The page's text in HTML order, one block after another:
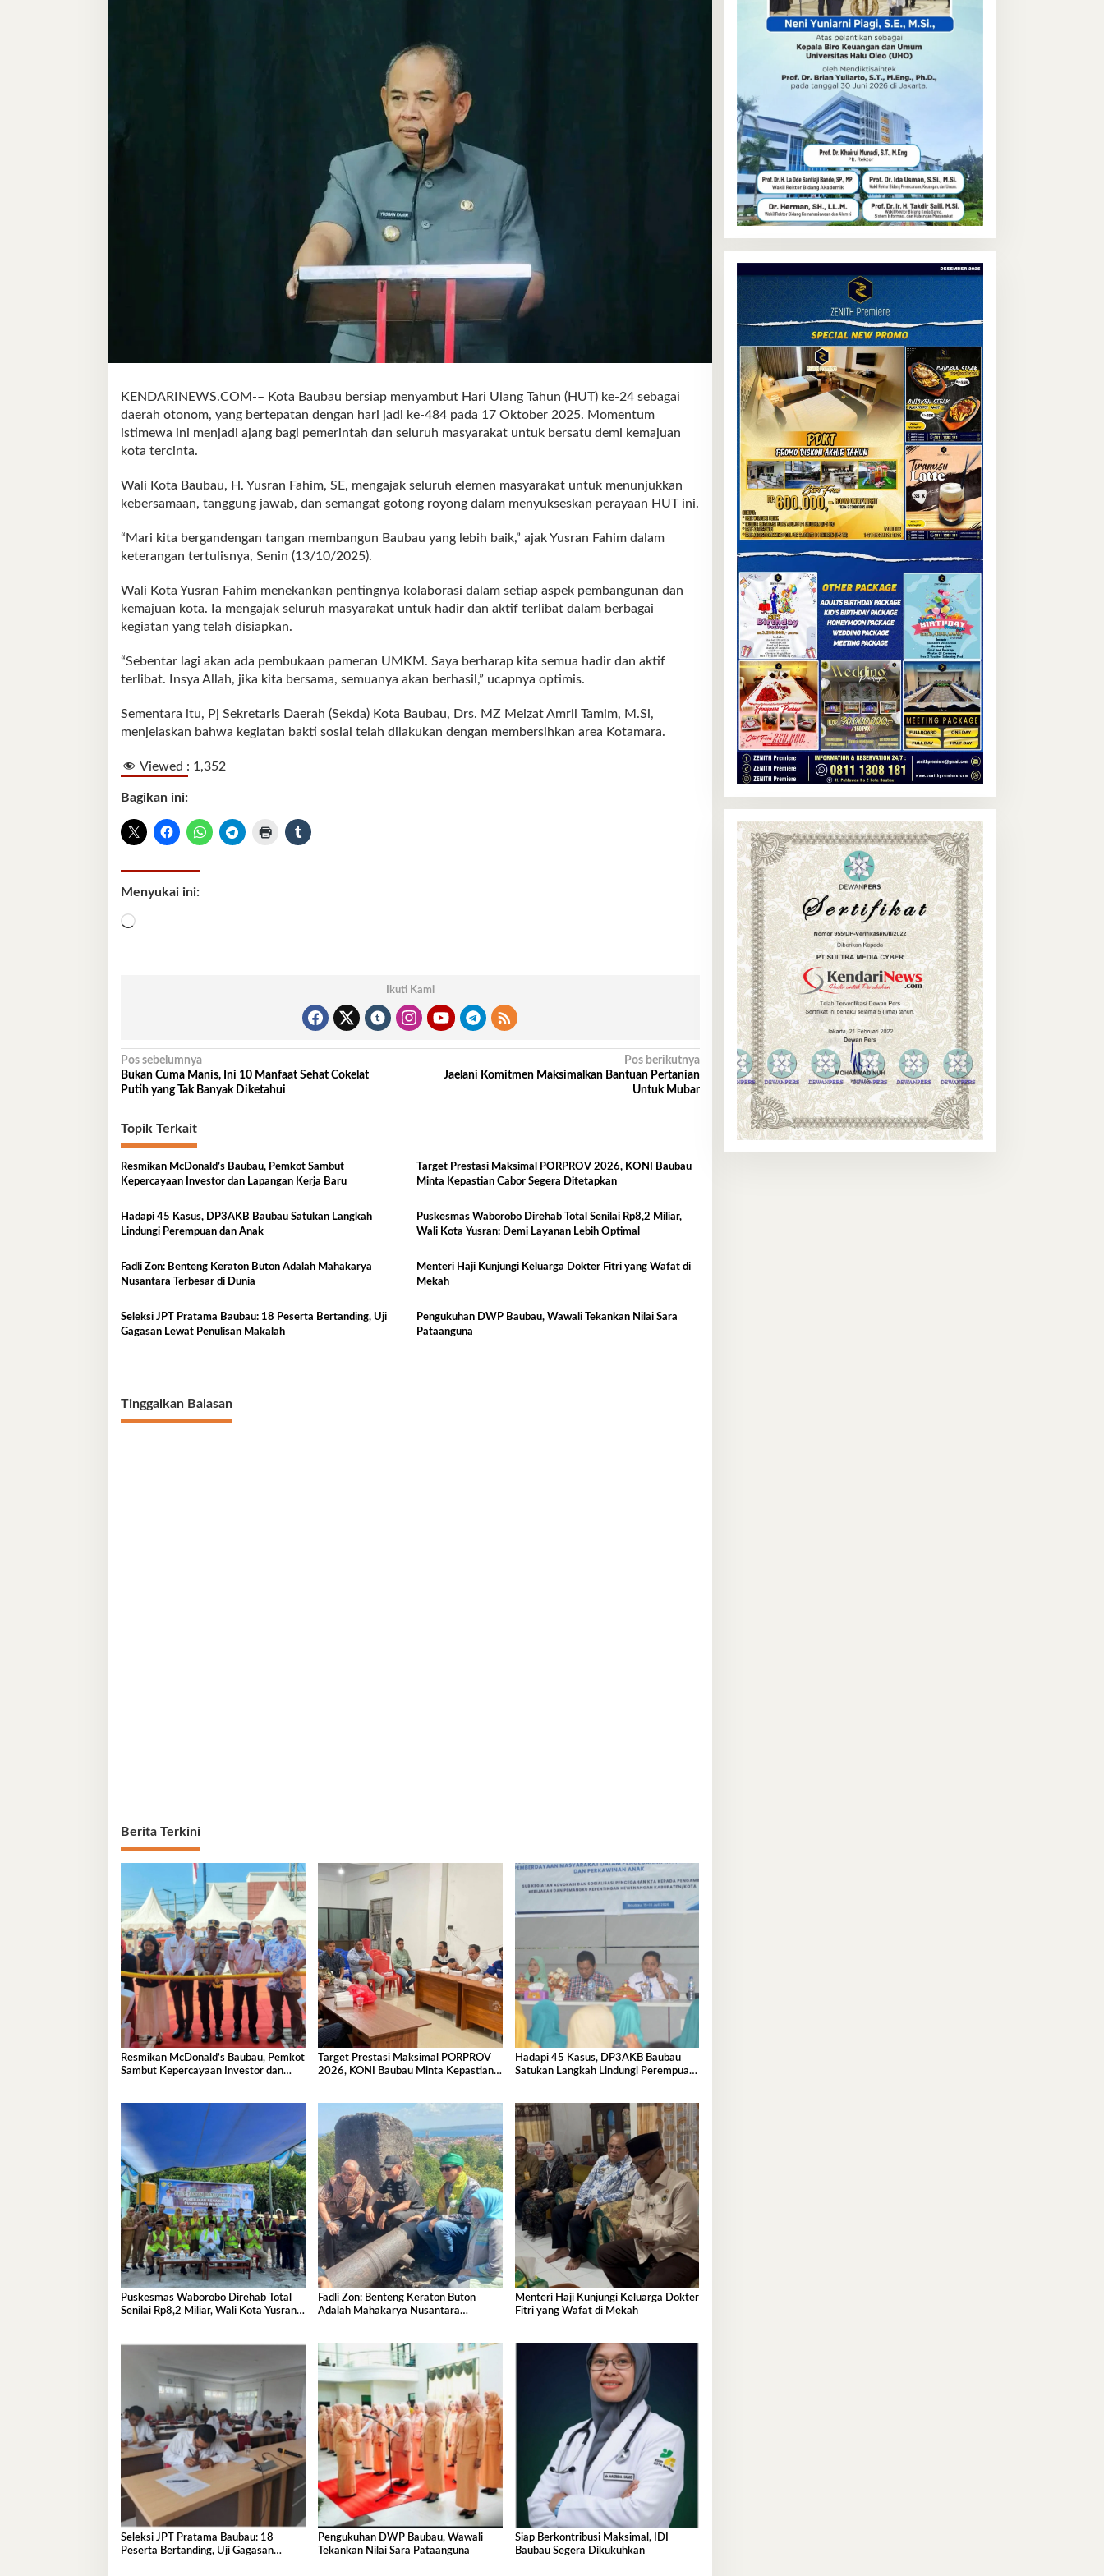
KENDARINEWS.COM-– Kota Baubau bersiap menyambut Hari Ulang Tahun (HUT) ke-24 sebagai
daerah otonom, yang bertepatan dengan hari jadi ke-484 pada 17 Oktober 2025. Momentum
istimewa ini menjadi ajang bagi pemerintah dan seluruh masyarakat untuk bersatu demi kemajuan
kota tercinta.
Wali Kota Baubau, H. Yusran Fahim, SE, mengajak seluruh elemen masyarakat untuk menunjukkan
kebersamaan, tanggung jawab, dan semangat gotong royong dalam menyukseskan perayaan HUT ini.
“Mari kita bergandengan tangan membangun Baubau yang lebih baik,” ajak Yusran Fahim dalam
keterangan tertulisnya, Senin (13/10/2025).
Wali Kota Yusran Fahim menekankan pentingnya kolaborasi dalam setiap aspek pembangunan dan
kemajuan kota. Ia mengajak seluruh masyarakat untuk hadir dan aktif terlibat dalam berbagai
kegiatan yang telah disiapkan.
“Sebentar lagi akan ada pembukaan pameran UMKM. Saya berharap kita semua hadir dan aktif
terlibat. Insya Allah, jika kita bersama, semuanya akan berhasil,” ucapnya optimis.
Sementara itu, Pj Sekretaris Daerah (Sekda) Kota Baubau, Drs. MZ Meizat Amril Tamim, M.Si,
menjelaskan bahwa kegiatan bakti sosial telah dilakukan dengan membersihkan area Kotamara.
Viewed : 1,352
Bagikan ini:
Menyukai ini:
Memuat...
Ikuti Kami
Navigasi
pos
Pos sebelumnya
Bukan Cuma Manis, Ini 10 Manfaat Sehat Cokelat
Putih yang Tak Banyak Diketahui
Pos berikutnya
Jaelani Komitmen Maksimalkan Bantuan Pertanian
Untuk Mubar
Topik Terkait
Resmikan McDonald’s Baubau, Pemkot Sambut
Kepercayaan Investor dan Lapangan Kerja Baru
Target Prestasi Maksimal PORPROV 2026, KONI Baubau
Minta Kepastian Cabor Segera Ditetapkan
Hadapi 45 Kasus, DP3AKB Baubau Satukan Langkah
Lindungi Perempuan dan Anak
Puskesmas Waborobo Direhab Total Senilai Rp8,2 Miliar,
Wali Kota Yusran: Demi Layanan Lebih Optimal
Fadli Zon: Benteng Keraton Buton Adalah Mahakarya
Nusantara Terbesar di Dunia
Menteri Haji Kunjungi Keluarga Dokter Fitri yang Wafat di
Mekah
Seleksi JPT Pratama Baubau: 18 Peserta Bertanding, Uji
Gagasan Lewat Penulisan Makalah
Pengukuhan DWP Baubau, Wawali Tekankan Nilai Sara
Pataanguna
Tinggalkan Balasan
Berita Terkini
Resmikan McDonald’s Baubau, Pemkot
Sambut Kepercayaan Investor dan
Target Prestasi Maksimal PORPROV
2026, KONI Baubau Minta Kepastian
Hadapi 45 Kasus, DP3AKB Baubau
Satukan Langkah Lindungi Perempuan
Puskesmas Waborobo Direhab Total
Senilai Rp8,2 Miliar, Wali Kota Yusran:
Fadli Zon: Benteng Keraton Buton
Adalah Mahakarya Nusantara
Menteri Haji Kunjungi Keluarga Dokter
Fitri yang Wafat di Mekah
Seleksi JPT Pratama Baubau: 18
Peserta Bertanding, Uji Gagasan
Pengukuhan DWP Baubau, Wawali
Tekankan Nilai Sara Pataanguna
Siap Berkontribusi Maksimal, IDI
Baubau Segera Dikukuhkan